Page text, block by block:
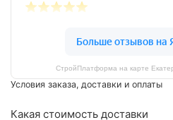
СтройПлатформа на карте
Условия заказа, доставки и оплаты
Какая стоимость доставки